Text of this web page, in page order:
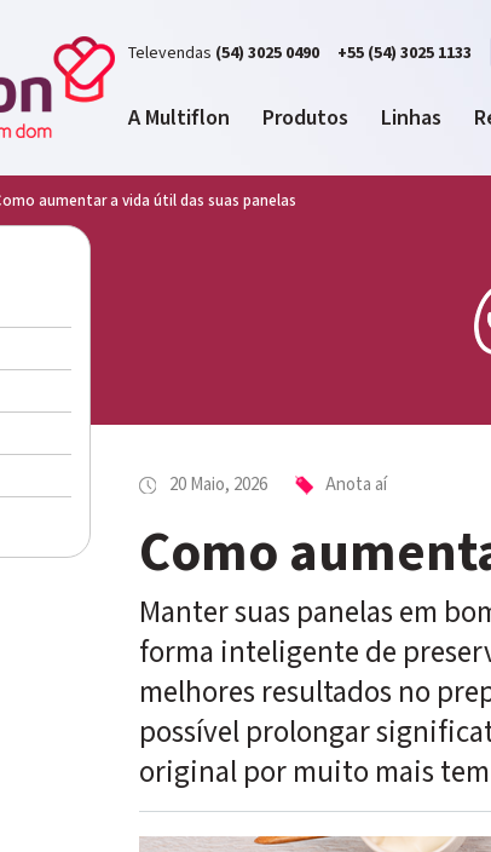
Televendas (54) 3025 0490 +55 (54) 3025 1133
A Multiflon Produtos Linhas
aumentar a vida útil das suas panelas
20 Maio, 2026 Anota aí
Como
Manter suas panelas em
forma inteligente de
melhores resultados no
possível prolongar
original por muito mais